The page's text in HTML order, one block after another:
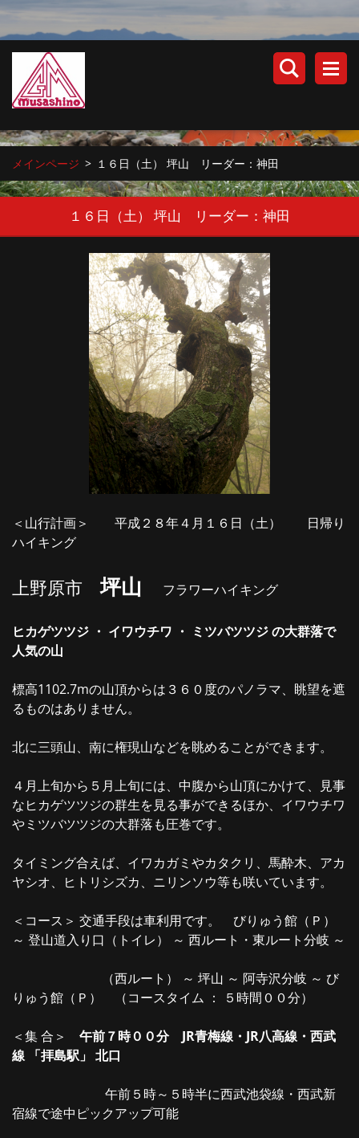
メインページ > １６日（土） 坪山 リーダー：神田
１６日（土） 坪山 リーダー：神田
＜山行計画＞ 平成２８年４月１６日（土） 日帰り
ハイキング
上野原市坪山 フラワーハイキング
ヒカゲツツジ ・ イワウチワ ・ ミツバツツジ の大群落で
人気の山
標高1102.7mの山頂からは３６０度のパノラマ、眺望を遮
るものはありません。
北に三頭山、南に権現山などを眺めることができます。
４月上旬から５月上旬には、中腹から山頂にかけて、見事
なヒカゲツツジの群生を見る事ができるほか、イワウチワ
やミツバツツジの大群落も圧巻です。
タイミング合えば、イワカガミやカタクリ、馬酔木、アカ
ヤシオ、ヒトリシズカ、ニリンソウ等も咲いています。
＜コース＞ 交通手段は車利用です。 びりゅう館（Ｐ）
～ 登山道入り口（トイレ） ～ 西ルート・東ルート分岐 ～
（西ルート） ～ 坪山 ～ 阿寺沢分岐 ～ び
りゅう館（Ｐ） （コースタイム ： ５時間００分）
＜集 合＞ 午前７時００分 JR青梅線・JR八高線・西武
線 「拝島駅」 北口
午前５時～５時半に西武池袋線・西武新
宿線で途中ピックアップ可能